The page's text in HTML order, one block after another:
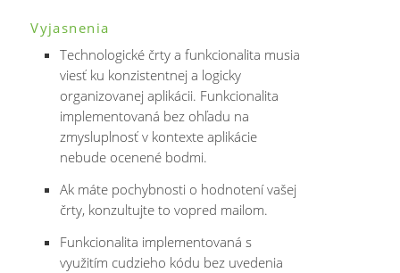
Vyjasnenia
Technologické črty a funkcionalita musia
viesť ku konzistentnej a logicky
organizovanej aplikácii. Funkcionalita
implementovaná bez ohľadu na
zmysluplnosť v kontexte aplikácie
nebude ocenené bodmi.
Ak máte pochybnosti o hodnotení vašej
črty, konzultujte to vopred mailom.
Funkcionalita implementovaná s
využitím cudzieho kódu bez uvedenia